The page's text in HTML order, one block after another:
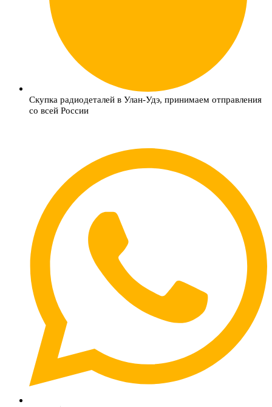
Скупка радиодеталей в Улан-Удэ, принимаем отправления
со всей России